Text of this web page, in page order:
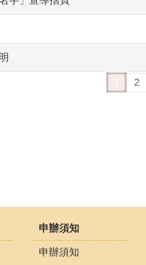
2
申辦須知
申辦須知